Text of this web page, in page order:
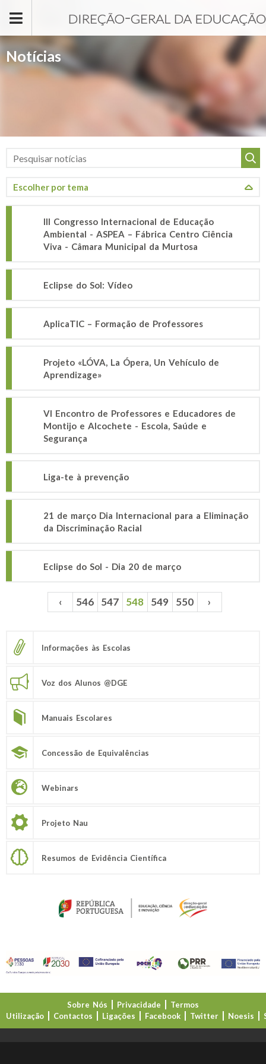
Notícias
III Congresso Internacional de Educação
Ambiental - ASPEA – Fábrica Centro Ciência
Viva - Câmara Municipal da Murtosa
Eclipse do Sol: Vídeo
AplicaTIC – Formação de Professores
Projeto «LÓVA, La Ópera, Un Vehículo de
Aprendizage»
VI Encontro de Professores e Educadores de
Montijo e Alcochete - Escola, Saúde e
Segurança
Liga-te à prevenção
21 de março Dia Internacional para a Eliminação
da Discriminação Racial
Eclipse do Sol - Dia 20 de março
Páginas ‹ 546 547 548 549 550 ›
Informações às Escolas
Voz dos Alunos @DGE
Manuais Escolares
Concessão de Equivalências
Webinars
Projeto Nau
Resumos de Evidência Científica
Sobre Nós Privacidade
Termos
Utilização
Contactos Ligações Facebook Twitter Noesis